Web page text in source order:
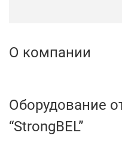
О компании
Оборудование
“StrongBEL”